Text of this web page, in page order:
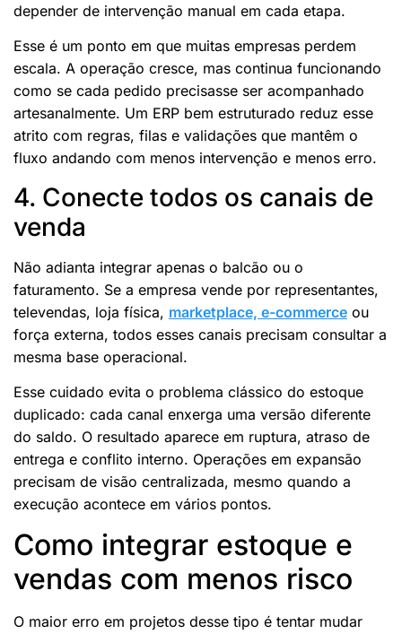
depender de intervenção manual em cada etapa.
Esse é um ponto em que muitas empresas perdem
escala. A operação cresce, mas continua funcionando
como se cada pedido precisasse ser acompanhado
artesanalmente. Um ERP bem estruturado reduz esse
atrito com regras, filas e validações que mantêm o
fluxo andando com menos intervenção e menos erro.
4. Conecte todos os canais de
venda
Não adianta integrar apenas o balcão ou o
faturamento. Se a empresa vende por representantes,
televendas, loja física, marketplace, e-commerce ou
força externa, todos esses canais precisam consultar a
mesma base operacional.
Esse cuidado evita o problema clássico do estoque
duplicado: cada canal enxerga uma versão diferente
do saldo. O resultado aparece em ruptura, atraso de
entrega e conflito interno. Operações em expansão
precisam de visão centralizada, mesmo quando a
execução acontece em vários pontos.
Como integrar estoque e
vendas com menos risco
O maior erro em projetos desse tipo é tentar mudar